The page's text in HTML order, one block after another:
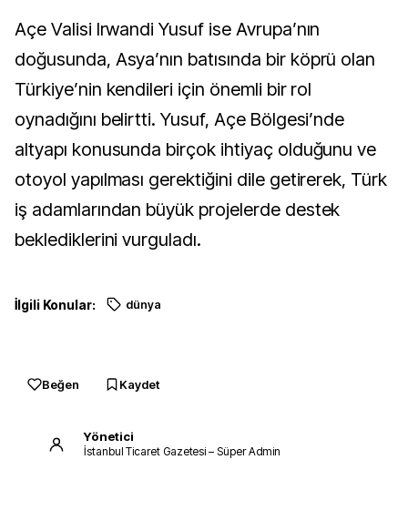
Açe Valisi Irwandi Yusuf ise Avrupa’nın
doğusunda, Asya’nın batısında bir köprü olan
Türkiye’nin kendileri için önemli bir rol
oynadığını belirtti. Yusuf, Açe Bölgesi’nde
altyapı konusunda birçok ihtiyaç olduğunu ve
otoyol yapılması gerektiğini dile getirerek, Türk
iş adamlarından büyük projelerde destek
beklediklerini vurguladı.
İlgili Konular: dünya
Beğen Kaydet
Yönetici
İstanbul Ticaret Gazetesi – Süper Admin